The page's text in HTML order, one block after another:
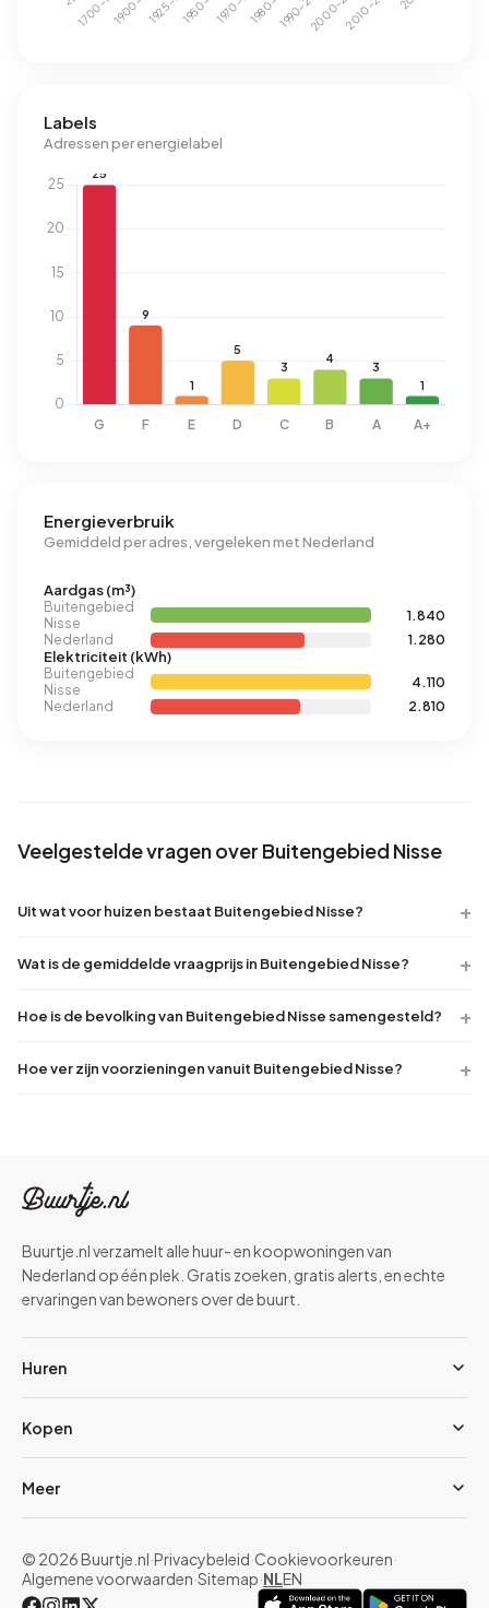
Labels
Adressen per energielabel
Energieverbruik
Gemiddeld per adres, vergeleken met Nederland
Aardgas (m³)
Buitengebied
Nisse
1.840
Nederland
1.280
Elektriciteit (kWh)
Buitengebied
Nisse
4.110
Nederland
2.810
Veelgestelde vragen over Buitengebied Nisse
Uit wat voor huizen bestaat Buitengebied Nisse?
Wat is de gemiddelde vraagprijs in Buitengebied Nisse?
Hoe is de bevolking van Buitengebied Nisse samengesteld?
Hoe ver zijn voorzieningen vanuit Buitengebied Nisse?
Buurtje.nl verzamelt alle huur- en koopwoningen van
Nederland op één plek. Gratis zoeken, gratis alerts, en echte
ervaringen van bewoners over de buurt.
Huren
Kopen
Meer
© 2026 Buurtje.nl·Privacybeleid·Cookievoorkeuren·
Algemene voorwaarden·Sitemap·NLEN